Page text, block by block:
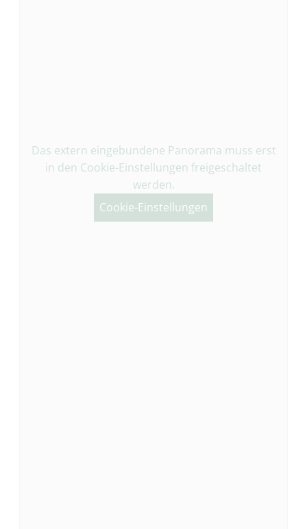
Das extern eingebundene Panorama muss erst
in den Cookie-Einstellungen freigeschaltet
werden.
Cookie-Einstellungen